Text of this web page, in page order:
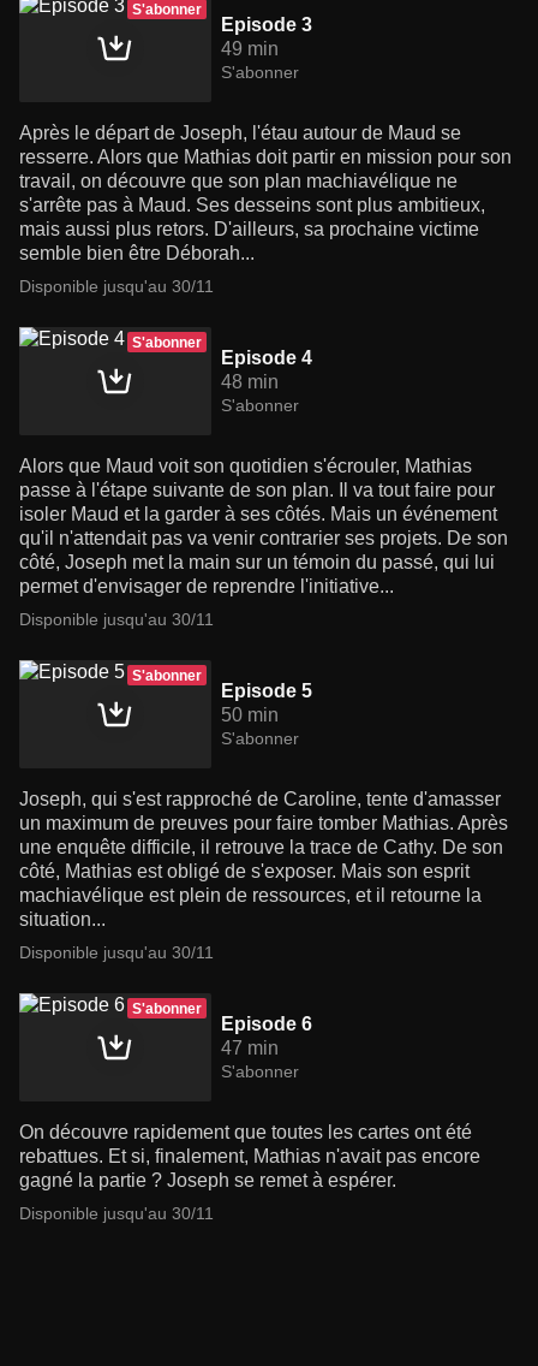
S'abonner
Episode 3
49 min
S'abonner
Après le départ de Joseph, l'étau autour de Maud se
resserre. Alors que Mathias doit partir en mission pour son
travail, on découvre que son plan machiavélique ne
s'arrête pas à Maud. Ses desseins sont plus ambitieux,
mais aussi plus retors. D'ailleurs, sa prochaine victime
semble bien être Déborah...
Disponible jusqu'au 30/11
S'abonner
Episode 4
48 min
S'abonner
Alors que Maud voit son quotidien s'écrouler, Mathias
passe à l'étape suivante de son plan. Il va tout faire pour
isoler Maud et la garder à ses côtés. Mais un événement
qu'il n'attendait pas va venir contrarier ses projets. De son
côté, Joseph met la main sur un témoin du passé, qui lui
permet d'envisager de reprendre l'initiative...
Disponible jusqu'au 30/11
S'abonner
Episode 5
50 min
S'abonner
Joseph, qui s'est rapproché de Caroline, tente d'amasser
un maximum de preuves pour faire tomber Mathias. Après
une enquête difficile, il retrouve la trace de Cathy. De son
côté, Mathias est obligé de s'exposer. Mais son esprit
machiavélique est plein de ressources, et il retourne la
situation...
Disponible jusqu'au 30/11
S'abonner
Episode 6
47 min
S'abonner
On découvre rapidement que toutes les cartes ont été
rebattues. Et si, finalement, Mathias n'avait pas encore
gagné la partie ? Joseph se remet à espérer.
Disponible jusqu'au 30/11